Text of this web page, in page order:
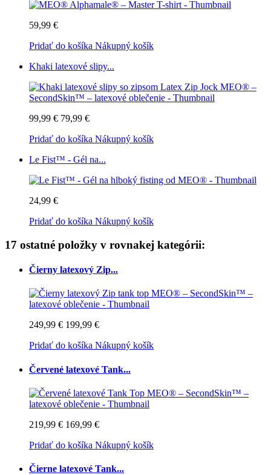
59,99 €
Pridať do košíka Nákupný košík
Khaki latexové slipy...
99,99 € 79,99 €
Pridať do košíka Nákupný košík
Le Fist™ - Gél na...
24,99 €
Pridať do košíka Nákupný košík
17 ostatné položky v rovnakej kategórii:
Čierny latexový Zip...
249,99 € 199,99 €
Pridať do košíka Nákupný košík
Červené latexové Tank...
219,99 € 169,99 €
Pridať do košíka Nákupný košík
Čierne latexové Tank...